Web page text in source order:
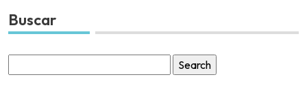
Buscar
for: